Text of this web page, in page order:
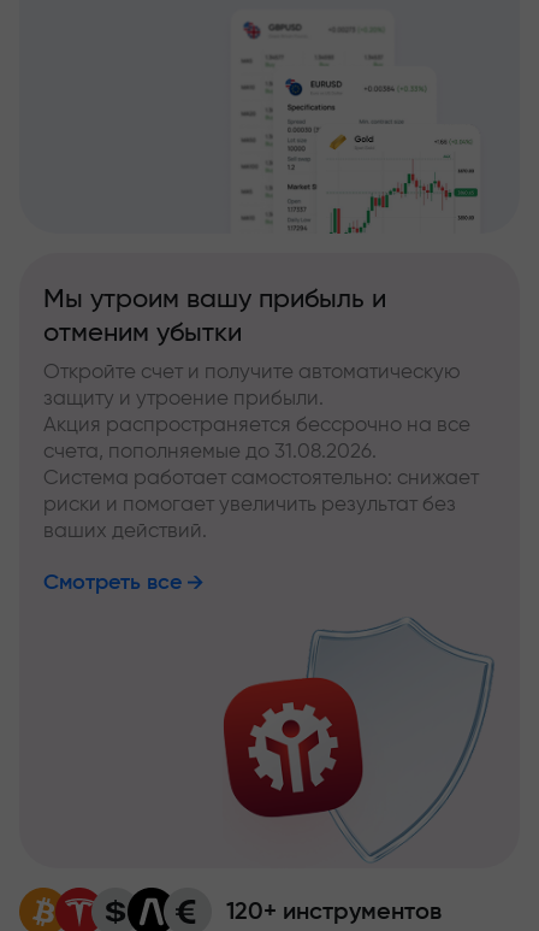
Мы утроим вашу прибыль и
отменим убытки
Откройте счет и получите автоматическую
защиту и утроение прибыли.
Акция распространяется бессрочно на все
счета, пополняемые до 31.08.2026.
Система работает самостоятельно: снижает
риски и помогает увеличить результат без
ваших действий.
Смотреть все
120+ инструментов